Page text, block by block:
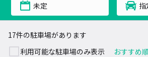
未定 指
17件の駐車場があります
利用可能な駐車場のみ表示